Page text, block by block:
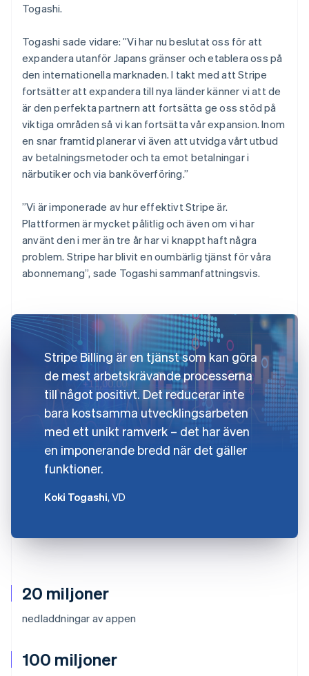
20 miljoner
nedladdningar av appen
100 miljoner
Togashi.
Togashi sade vidare: ”Vi har nu beslutat oss för att
expandera utanför Japans gränser och etablera oss på
den internationella marknaden. I takt med att Stripe
fortsätter att expandera till nya länder känner vi att de
är den perfekta partnern att fortsätta ge oss stöd på
viktiga områden så vi kan fortsätta vår expansion. Inom
en snar framtid planerar vi även att utvidga vårt utbud
av betalningsmetoder och ta emot betalningar i
närbutiker och via banköverföring.”
”Vi är imponerade av hur effektivt Stripe är.
Plattformen är mycket pålitlig och även om vi har
använt den i mer än tre år har vi knappt haft några
problem. Stripe har blivit en oumbärlig tjänst för våra
abonnemang”, sade Togashi sammanfattningsvis.
Stripe Billing är en tjänst som kan göra
de mest arbetskrävande processerna
till något positivt. Det reducerar inte
bara kostsamma utvecklingsarbeten
med ett unikt ramverk – det har även
en imponerande bredd när det gäller
funktioner.
Koki Togashi, VD